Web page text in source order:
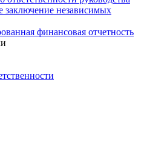
заключение независимых
финансовая отчетность